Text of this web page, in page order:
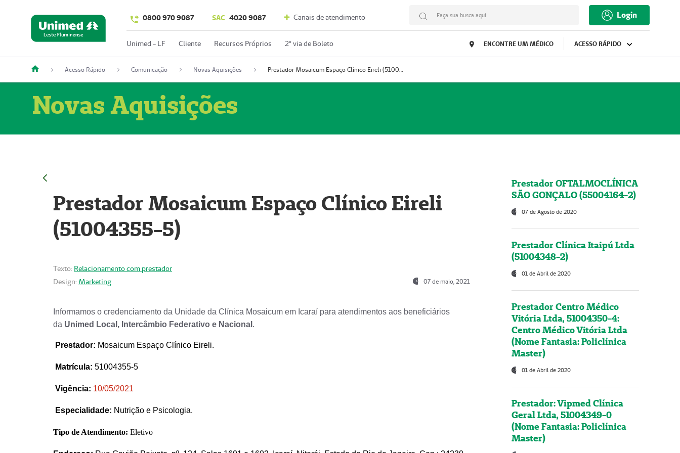
0800 970 9087 SAC 4020 9087 Canais de atendimento Faça sua busca aqui Login
Unimed - LF Cliente Recursos Próprios 2º via de Boleto ENCONTRE UM MÉDICO ACESSO RÁPIDO
Acesso Rápido Comunicação Novas Aquisições Prestador Mosaicum Espaço Clínico Eireli (51004355-5)
Novas Aquisições
Prestador Mosaicum Espaço Clínico Eireli
(51004355-5)
Texto: Relacionamento com prestador
Design: Marketing 07 de maio, 2021
Informamos o credenciamento da Unidade da Clínica Mosaicum em Icaraí para atendimentos aos beneficiários
da Unimed Local, Intercâmbio Federativo e Nacional .
Prestador: Mosaicum Espaço Clínico Eireli.
Matrícula: 51004355-5
Vigência: 10/05/2021
Especialidade: Nutrição e Psicologia.
Tipo de Atendimento: Eletivo
Prestador OFTALMOCLÍNICA
SÃO GONÇALO (55004164-2)
07 de Agosto de 2020
Prestador Clínica Itaipú Ltda
(51004348-2)
01 de Abril de 2020
Prestador Centro Médico
Vitória Ltda, 51004350-4:
Centro Médico Vitória Ltda
(Nome Fantasia: Policlínica
Master)
01 de Abril de 2020
Prestador: Vipmed Clínica
Geral Ltda, 51004349-0
(Nome Fantasia: Policlínica
Master)